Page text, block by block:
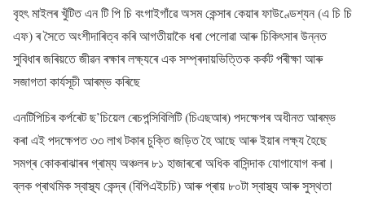
বৃহৎ মাইলৰ খুঁটিত এন টি পি চি বংগাইগাঁৱে অসম কেন্সাৰ কেয়াৰ ফাউণ্ডেশ্যন (এ চি চি
এফ) ৰ সৈতে অংশীদাৰিত্ব কৰি আগতীয়াকৈ ধৰা পেলোৱা আৰু চিকিৎসাৰ উন্নত
সুবিধাৰ জৰিয়তে জীৱন ৰক্ষাৰ লক্ষ্যৰে এক সম্প্ৰদায়ভিত্তিক কৰ্কট পৰীক্ষা আৰু
সজাগতা কাৰ্যসূচী আৰম্ভ কৰিছে
এনটিপিচিৰ কৰ্পৰেট ছ’চিয়েল ৰেচপন্সিবিলিটি (চিএছআৰ) পদক্ষেপৰ অধীনত আৰম্ভ
কৰা এই পদক্ষেপত ৩৩ লাখ টকাৰ চুক্তি জড়িত হৈ আছে আৰু ইয়াৰ লক্ষ্য হৈছে
সমগ্ৰ কোকৰাঝাৰৰ গ্ৰাম্য অঞ্চলৰ ৮১ হাজাৰৰো অধিক বাসিন্দাক যোগাযোগ কৰা।
ব্লক প্ৰাথমিক স্বাস্থ্য কেন্দ্ৰ (বিপিএইচচি) আৰু প্ৰায় ৮০টা স্বাস্থ্য আৰু সুস্থতা